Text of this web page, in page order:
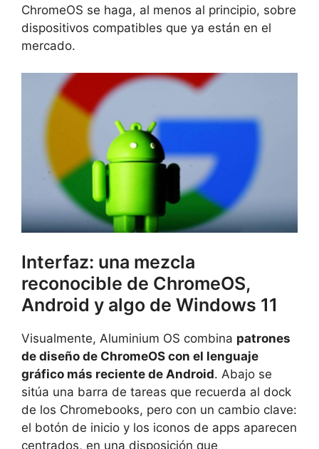
ChromeOS se haga, al menos al principio, sobre
dispositivos compatibles que ya están en el
mercado.
Interfaz: una mezcla
reconocible de ChromeOS,
Android y algo de Windows 11
Visualmente, Aluminium OS combina patrones
de diseño de ChromeOS con el lenguaje
gráfico más reciente de Android. Abajo se
sitúa una barra de tareas que recuerda al dock
de los Chromebooks, pero con un cambio clave:
el botón de inicio y los iconos de apps aparecen
centrados, en una disposición que